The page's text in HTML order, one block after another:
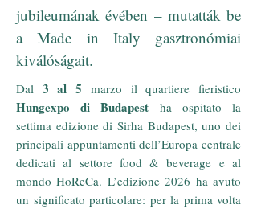
jubileumának évében – mutatták be
a Made in Italy gasztronómiai
kiválóságait.
Dal 3 al 5 marzo il quartiere fieristico
Hungexpo di Budapest ha ospitato la
settima edizione di Sirha Budapest, uno dei
principali appuntamenti dell’Europa centrale
dedicati al settore food & beverage e al
mondo HoReCa. L’edizione 2026 ha avuto
un significato particolare: per la prima volta